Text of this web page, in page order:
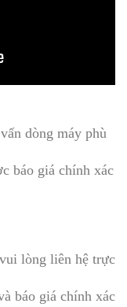
dòng máy phù
báo giá chính xác
lòng liên hệ trực
báo giá chính xác